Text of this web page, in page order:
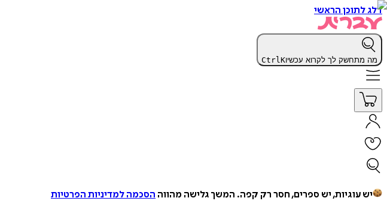
דלג לתוכן הראשי
מה מתחשק לך לקרוא עכשיו CtrlK
יש עוגיות, יש ספרים, חסר רק קפה. המשך גלישה מהווה הסכמה למדיניות הפרטיות